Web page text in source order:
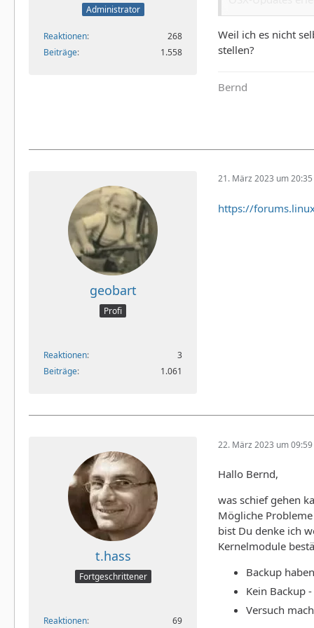
Administrator
Reaktionen
268
Beiträge
1.558
Du brauchst
Code
Weil ich es nicht
stellen?
Bernd
geobart
Profi
Reaktionen
3
Beiträge
1.061
21. März 2023 um 20:35
https://
t.hass
Fortgeschrittener
Reaktionen 69
22. März 2023 um 09:59
Hallo Bernd,
was schief gehen
Mögliche
bist Du denke ich
Kernelmodule
Backup
Kein Backup
Versuch